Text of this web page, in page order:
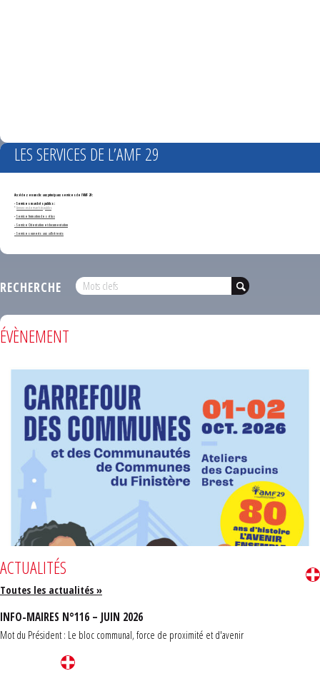
LES SERVICES DE L’AMF 29
Accédez en un clic aux principaux services de l'AMF 29 :
- Services marchés publics :
*Annonces de marchés publics
-Service formation des élus
- Service Orientation et documentation
- Services ouverts aux adhérents
RECHERCHE
ÉVÈNEMENT
ACTUALITÉS
Toutes les actualités »
INFO-MAIRES N°116 – JUIN 2026
Mot du Président : Le bloc communal, force de proximité et d'avenir